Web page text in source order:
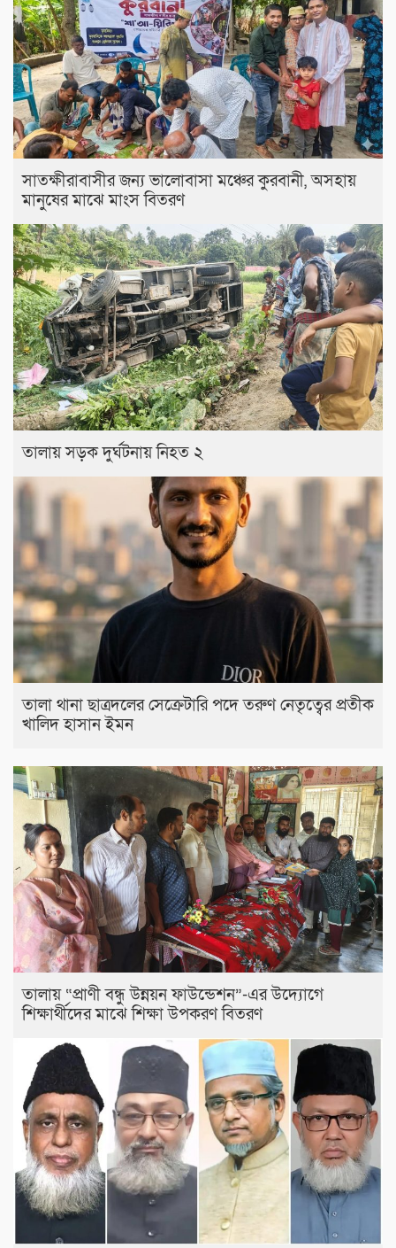
সাতক্ষীরাবাসীর জন্য ভালোবাসা মঞ্চের কুরবানী, অসহায়
মানুষের মাঝে মাংস বিতরণ
তালায় সড়ক দুর্ঘটনায় নিহত ২
তালা থানা ছাত্রদলের সেক্রেটারি পদে তরুণ নেতৃত্বের প্রতীক
খালিদ হাসান ইমন
তালায় “প্রাণী বন্ধু উন্নয়ন ফাউন্ডেশন”-এর উদ্যোগে
শিক্ষার্থীদের মাঝে শিক্ষা উপকরণ বিতরণ